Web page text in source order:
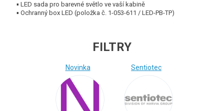
▪ LED sada pro barevné světlo ve vaší kabině
▪ Ochranný box LED (položka č. 1-053-611 / LED-PB-TP)
(Sudová finská sauna Kaski 220 View)
FILTRY
Novinka Sentiotec